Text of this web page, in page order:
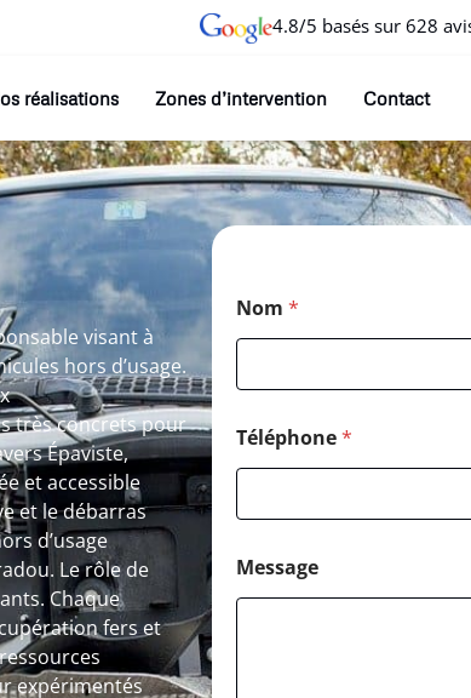
4.8/5 basés sur 628
réalisations Zones d’intervention Contact
visant à
hors d’usage.
très concrets pour
Épaviste,
et accessible
et le débarras
d’usage
Le rôle de
Chaque
fers et
expérimentés
Nom *
Téléphone*
Message